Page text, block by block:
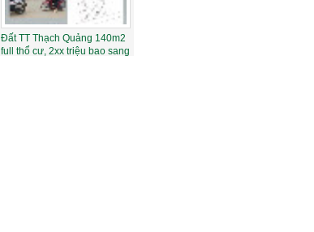
Đất TT Thạch Quảng 140m2
full thổ cư, 2xx triệu bao sang